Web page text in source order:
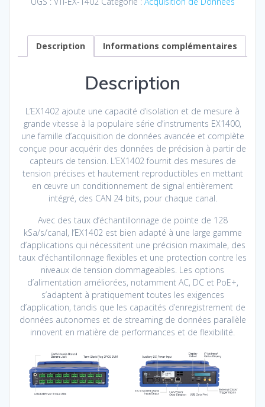
Description Informations complémentaires
Description
L’EX1402 ajoute une capacité d’isolation et de mesure à
grande vitesse à la populaire série d’instruments EX1400,
une famille d’acquisition de données avancée et complète
conçue pour acquérir des données de précision à partir de
capteurs de tension. L’EX1402 fournit des mesures de
tension précises et hautement reproductibles en mettant
en œuvre un conditionnement de signal entièrement
intégré, des CAN 24 bits, pour chaque canal.
Avec des taux d’échantillonnage de pointe de 128
kSa/s/canal, l’EX1402 est bien adapté à une large gamme
d’applications qui nécessitent une précision maximale, des
taux d’échantillonnage flexibles et une protection contre les
niveaux de tension dommageables. Les options
d’alimentation améliorées, notamment AC, DC et PoE+,
s’adaptent à pratiquement toutes les exigences
d’application, tandis que les capacités d’enregistrement de
données autonomes et de streaming de données parallèle
innovent en matière de performances et de flexibilité.